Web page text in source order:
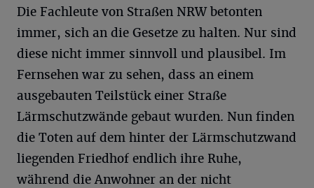
Die Fachleute von Straßen NRW betonten
immer, sich an die Gesetze zu halten. Nur sind
diese nicht immer sinnvoll und plausibel. Im
Fernsehen war zu sehen, dass an einem
ausgebauten Teilstück einer Straße
Lärmschutzwände gebaut wurden. Nun finden
die Toten auf dem hinter der Lärmschutzwand
liegenden Friedhof endlich ihre Ruhe,
während die Anwohner an der nicht